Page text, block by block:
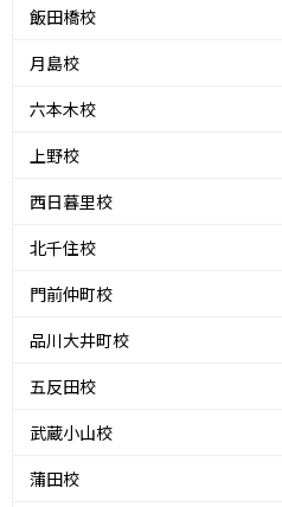
飯田橋校
月島校
六本木校
上野校
西日暮里校
北千住校
門前仲町校
品川大井町校
五反田校
武蔵小山校
蒲田校